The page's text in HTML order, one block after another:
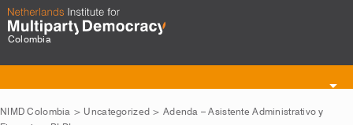
Colombia
Toggle
navigation
NIMD Colombia > Uncategorized > Adenda – Asistente Administrativo y